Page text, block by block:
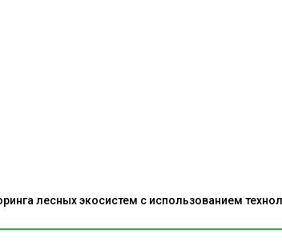
лесных экосистем с использованием